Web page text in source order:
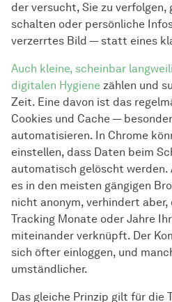
der versucht, Sie zu verfolgen,
schalten oder persönliche
verzerrtes Bild — statt eines
Auch kleine, scheinbar
digitalen Hygiene zählen und
Zeit. Eine davon ist das
Cookies und Cache —
automatisieren. In Chrome
einstellen, dass Daten beim
automatisch gelöscht werden.
es in den meisten gängigen
nicht anonym, verhindert
Tracking Monate oder Jahre
miteinander verknüpft. Der
sich öfter einloggen, und
umständlicher.
Das gleiche Prinzip gilt für die